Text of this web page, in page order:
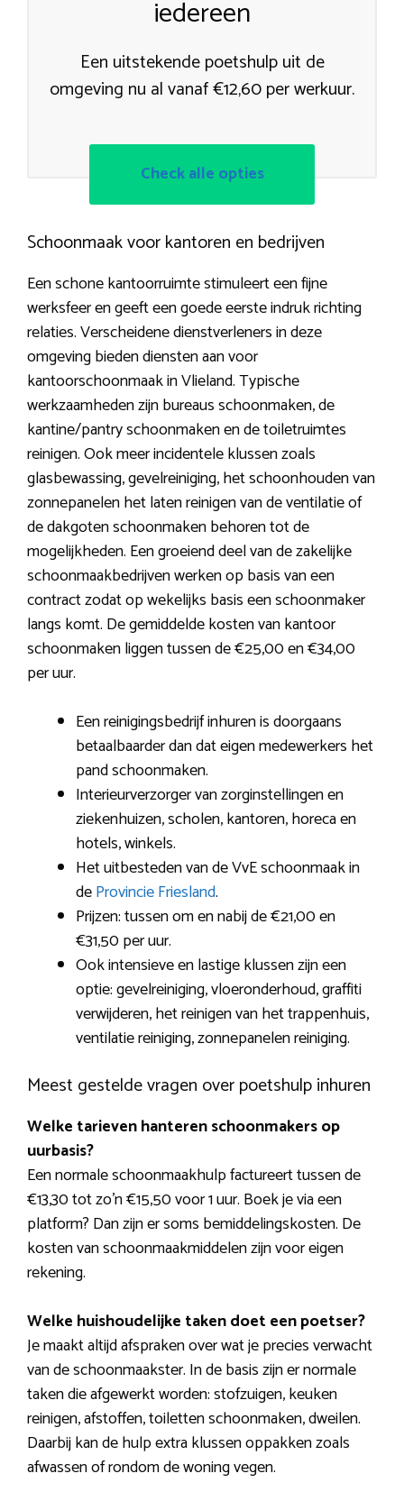
iedereen
Een uitstekende poetshulp uit de
omgeving nu al vanaf €12,60 per werkuur.
Check alle opties
Schoonmaak voor kantoren en bedrijven
Een schone kantoorruimte stimuleert een fijne
werksfeer en geeft een goede eerste indruk richting
relaties. Verscheidene dienstverleners in deze
omgeving bieden diensten aan voor
kantoorschoonmaak in Vlieland. Typische
werkzaamheden zijn bureaus schoonmaken, de
kantine/pantry schoonmaken en de toiletruimtes
reinigen. Ook meer incidentele klussen zoals
glasbewassing, gevelreiniging, het schoonhouden van
zonnepanelen het laten reinigen van de ventilatie of
de dakgoten schoonmaken behoren tot de
mogelijkheden. Een groeiend deel van de zakelijke
schoonmaakbedrijven werken op basis van een
contract zodat op wekelijks basis een schoonmaker
langs komt. De gemiddelde kosten van kantoor
schoonmaken liggen tussen de €25,00 en €34,00
per uur.
Een reinigingsbedrijf inhuren is doorgaans
betaalbaarder dan dat eigen medewerkers het
pand schoonmaken.
Interieurverzorger van zorginstellingen en
ziekenhuizen, scholen, kantoren, horeca en
hotels, winkels.
Het uitbesteden van de VvE schoonmaak in
deProvincie Friesland.
Prijzen: tussen om en nabij de €21,00 en
€31,50 per uur.
Ook intensieve en lastige klussen zijn een
optie: gevelreiniging, vloeronderhoud, graffiti
verwijderen, het reinigen van het trappenhuis,
ventilatie reiniging, zonnepanelen reiniging.
Meest gestelde vragen over poetshulp inhuren
Welke tarieven hanteren schoonmakers op
uurbasis?
Een normale schoonmaakhulp factureert tussen de
€13,30 tot zo’n €15,50 voor 1 uur. Boek je via een
platform? Dan zijn er soms bemiddelingskosten. De
kosten van schoonmaakmiddelen zijn voor eigen
rekening.
Welke huishoudelijke taken doet een poetser?
Je maakt altijd afspraken over wat je precies verwacht
van de schoonmaakster. In de basis zijn er normale
taken die afgewerkt worden: stofzuigen, keuken
reinigen, afstoffen, toiletten schoonmaken, dweilen.
Daarbij kan de hulp extra klussen oppakken zoals
afwassen of rondom de woning vegen.